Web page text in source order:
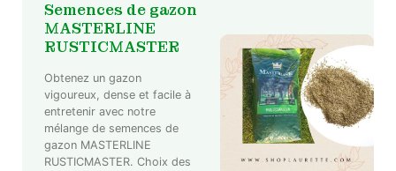
Semences de gazon
MASTERLINE
RUSTICMASTER
Obtenez un gazon
vigoureux, dense et facile à
entretenir avec notre
mélange de semences de
gazon MASTERLINE
RUSTICMASTER. Choix des